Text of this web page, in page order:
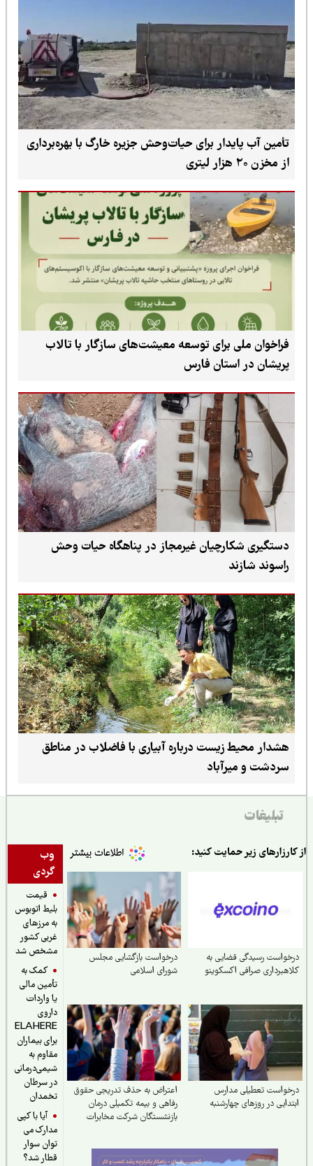
تأمین آب پایدار برای حیات‌وحش جزیره خارگ با بهره‌برداری
از مخزن ۲۰ هزار لیتری
فراخوان ملی برای توسعه معیشت‌های سازگار با تالاب
پریشان در استان فارس
دستگیری شکارچیان غیرمجاز در پناهگاه حیات وحش
راسوند شازند
هشدار محیط زیست درباره آبیاری با فاضلاب در مناطق
سردشت و میرآباد
تبلیغات
وب
گردی
قیمت
بلیط اتوبوس
به مرزهای
غربی کشور
مشخص شد
کمک به
تأمین مالی
یا واردات
داروی
ELAHERE
برای بیماران
مقاوم به
شیمی‌درمانی
در سرطان
تخمدان
آیا با کپی
مدارک می
توان سوار
قطار شد؟
زیر حمایت کنید:
رسیدگی قضایی به
صرافی اکسکوینو
درخواست بازگشایی مجلس
شورای اسلامی
تعطیلی مدارس
در روزهای چهارشنبه
اعتراض به حذف تدریجی حقوق
رفاهی و بیمه تکمیلی درمان
بازنشستگان شرکت مخابرات